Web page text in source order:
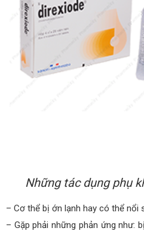
Những tác dụng phụ
– Cơ thể bị ớn lạnh hay có thể nổi
– Gặp phải những phản ứng như: